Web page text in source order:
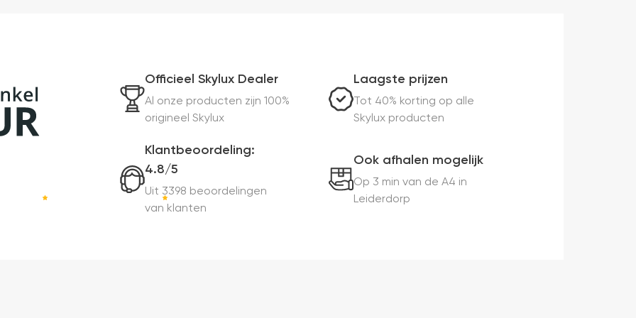
Officieel Skylux Dealer
Al onze producten zijn 100%
origineel Skylux
Laagste prijzen
Tot 40% korting op alle
Skylux producten
Klantbeoordeling:
4.8/5
Uit 3398 beoordelingen
van klanten
Ook afhalen mogelijk
Op 3 min van de A4 in
Leiderdorp